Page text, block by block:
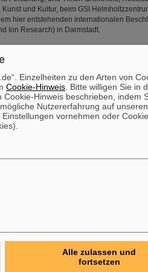
und Kultur, beim GSI
hier entstehenden internationalen
Ion Research) in Darmstadt.
GSI/FAIR
französischen Botschaft in Deutschland
in Darmstadt, um die aktuellen
wissenschaftlich-technische
Siegfried Martin-Diaz,
Botschaft in Berlin, und Nicolas
Main, an.
Ludhova aus
Ludhova, Professorin für
Förderprojekts FAIR-Research NRW,
Štúr, 2. Klasse, Zivilabteilung, geehrt.
fand durch den Präsidenten der
statt.
Einzelheiten zu den Arten von
Cookie-Hinweis . Bitte willigen Sie in
Hinweis beschrieben, indem
Nutzererfahrung auf
vornehmen oder
Alle zulassen und
fortsetzen